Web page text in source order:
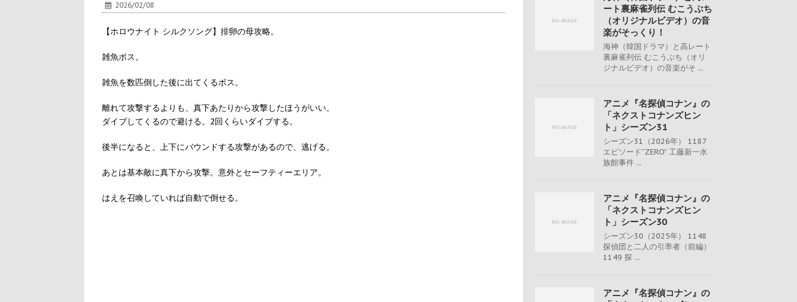
2026/02/08
【ホロウナイト シルクソング】排卵の母攻略。
雑魚ボス。
雑魚を数匹倒した後に出てくるボス。
離れて攻撃するよりも、真下あたりから攻撃したほうがいい。
ダイブしてくるので避ける。2回くらいダイブする。
後半になると、上下にバウンドする攻撃があるので、逃げる。
あとは基本敵に真下から攻撃。意外とセーフティーエリア。
はえを召喚していれば自動で倒せる。
ート裏麻雀列伝 むこうぶち
（オリジナルビデオ）の音
楽がそっくり！
海神（韓国ドラマ）と高レート
裏麻雀列伝 むこうぶち（オリ
ジナルビデオ）の音楽がそ ...
アニメ『名探偵コナン』の
「ネクストコナンズヒン
ト」シーズン31
シーズン31（2026年） 1187
エピソード“ZERO” 工藤新一水
族館事件 ...
アニメ『名探偵コナン』の
「ネクストコナンズヒン
ト」シーズン30
シーズン30（2025年） 1148
探偵団と二人の引率者（前編）
1149 探 ...
アニメ『名探偵コナン』の